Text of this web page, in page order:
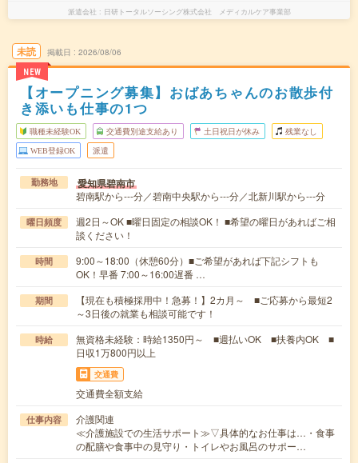
派遣会社 日研トータルソーシング株式会社 メディカルケア事業部
未読
NEW
掲載日 2026/08/06
【オープニング募集】おばあちゃんのお散歩付
き添いも仕事の1つ
職種未経験OK 交通費別途支給あり 土日祝日が休み 残業なし
WEB登録OK 派遣
勤務地 愛知県碧南市
碧南駅から---分／碧南中央駅から---分／北新川駅から---分
曜日頻度
週2日～OK ■曜日固定の相談OK！ ■希望の曜日があればご相
談ください！
時間
9:00～18:00（休憩60分）■ご希望があれば下記シフトも
OK！早番 7:00～16:00遅番 …
期間
【現在も積極採用中！急募！】2カ月～ ■ご応募から最短2
～3日後の就業も相談可能です！
時給
無資格未経験：時給1350円～ ■週払いOK ■扶養内OK ■
日収1万800円以上
交通費
交通費全額支給
仕事内容
介護関連
≪介護施設での生活サポート≫▽具体的なお仕事は…・食事
の配膳や食事中の見守り・トイレやお風呂のサポー…